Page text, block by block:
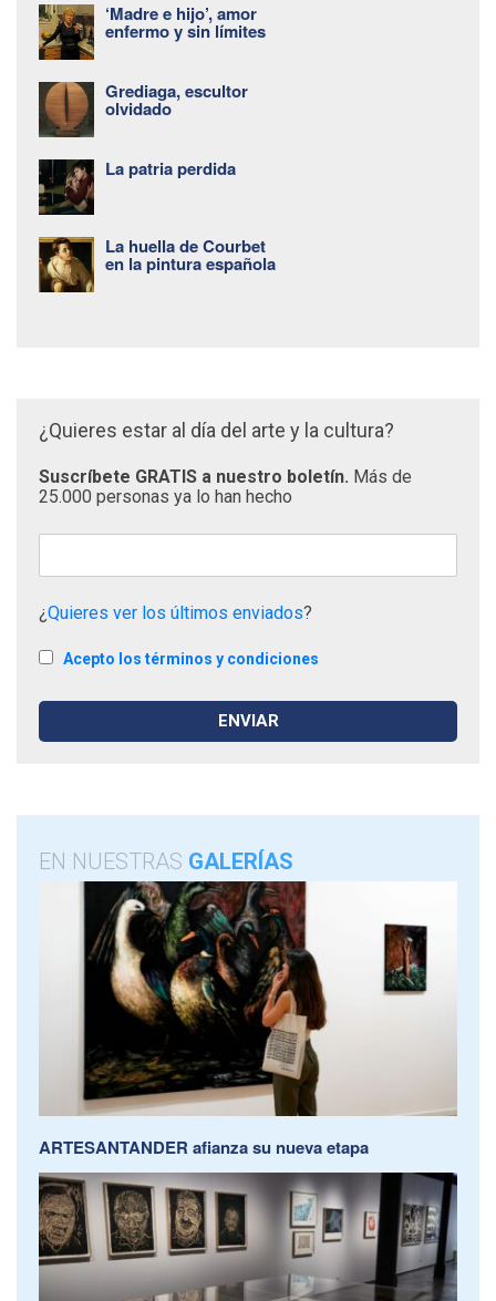
‘Madre e hijo’, amor
enfermo y sin límites
Grediaga, escultor
olvidado
La patria perdida
La huella de Courbet
en la pintura española
¿Quieres estar al día del arte y la cultura?
Suscríbete GRATIS a nuestro boletín. Más de
25.000 personas ya lo han hecho
¿Quieres ver los últimos enviados?
Acepto los términos y condiciones
EN NUESTRAS GALERÍAS
ARTESANTANDER afianza su nueva etapa